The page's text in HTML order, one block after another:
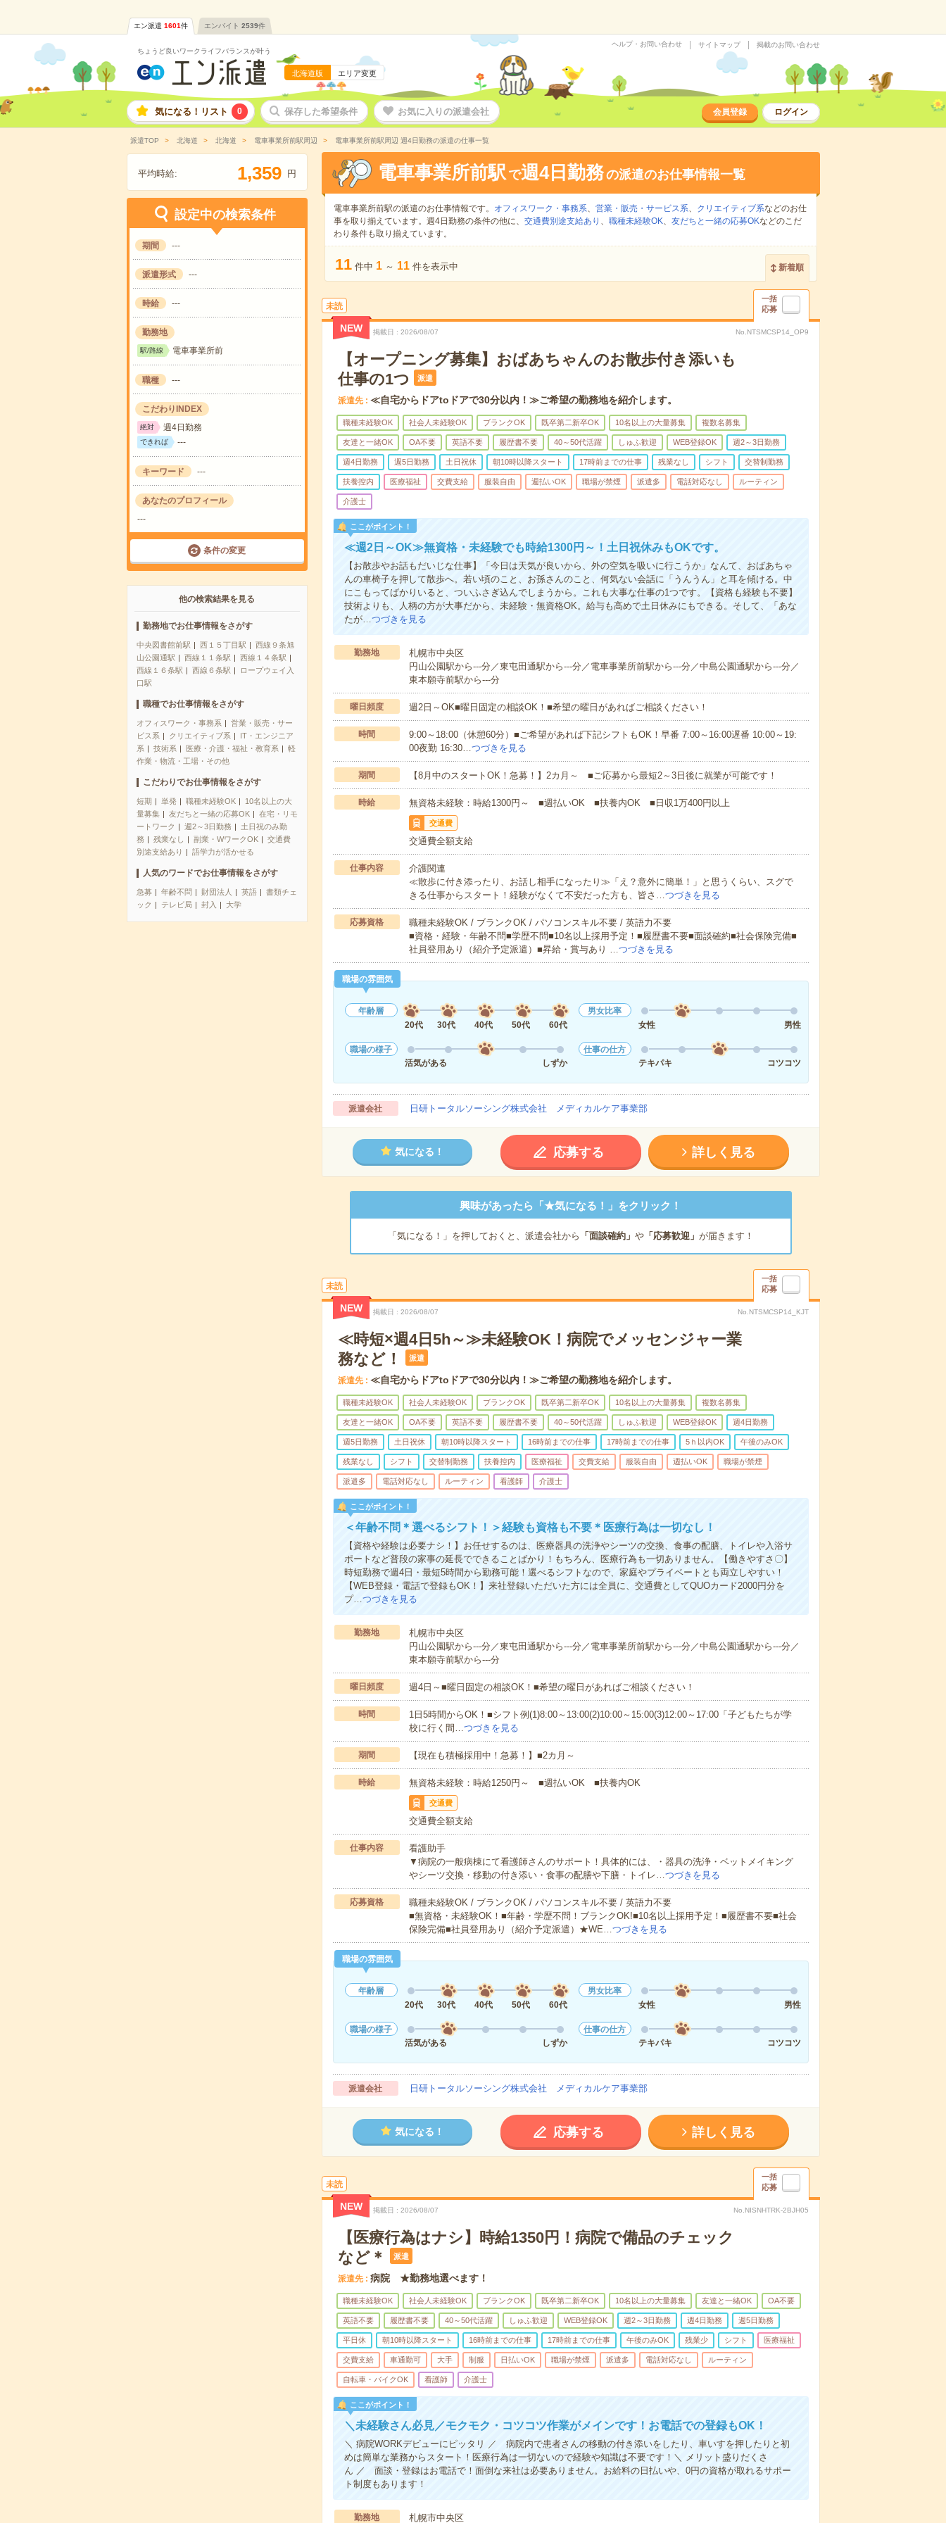
エン派遣 1601件 エンバイト 2539件
ちょうど良いワークライフバランスが叶う
北海道版 エリア変更
ヘルプ・お問い合わせ サイトマップ 掲載のお問い合わせ
気になる！リスト 0 保存した希望条件 お気に入りの派遣会社 会員登録 ログイン
派遣TOP 北海道 北海道 電車事業所前駅周辺 電車事業所前駅周辺 週4日勤務の派遣の仕事一覧
平均時給: 1,359 円
設定中の検索条件
期間 ---
派遣形式 ---
時給 ---
勤務地
駅/路線 電車事業所前
職種 ---
こだわりINDEX
絶対 週4日勤務
できれば ---
キーワード ---
あなたのプロフィール
---
条件の変更
他の検索結果を見る
勤務地でお仕事情報をさがす
中央図書館前駅 西１５丁目駅
西線９条旭
山公園通駅
西線１１条駅
西線１４条駅
西線１６条駅
西線６条駅
ロープウェイ入
口駅
職種でお仕事情報をさがす
オフィスワーク・事務系
営業・販売・サー
ビス系
クリエイティブ系
IT・エンジニア
系
技術系 医療・介護・福祉・教育系
軽
作業・物流・工場・その他
こだわりでお仕事情報をさがす
短期 単発 職種未経験OK
10名以上の大
量募集
友だちと一緒の応募OK
在宅・リモ
ートワーク
週2～3日勤務
土日祝のみ勤
務
残業なし 副業・WワークOK
交通費
別途支給あり
語学力が活かせる
人気のワードでお仕事情報をさがす
急募 年齢不問 財団法人 英語
書類チェ
ック
テレビ局 封入 大学
電車事業所前駅 で週4日勤務の派遣のお仕事情報一覧
電車事業所前駅の派遣のお仕事情報です。 オフィスワーク・事務系、 営業・販売・サービス系、 クリエイティブ系などのお仕
事を取り揃えています。週4日勤務の条件の他に、 交通費別途支給あり 、 職種未経験OK、 友だちと一緒の応募OKなどのこだ
わり条件も取り揃えています。
11 件中 1 ～ 11 件を表示中 新着順
未読
一括
応募
NEW 掲載日 2026/08/07 No.NTSMCSP14_OP9
【オープニング募集】おばあちゃんのお散歩付き添いも
仕事の1つ
派遣
派遣先 ≪自宅からドアtoドアで30分以内！≫ご希望の勤務地を紹介します。
職種未経験OK 社会人未経験OK ブランクOK 既卒第二新卒OK 10名以上の大量募集 複数名募集
友達と一緒OK OA不要 英語不要 履歴書不要 40～50代活躍 しゅふ歓迎 WEB登録OK 週2～3日勤務
週4日勤務 週5日勤務 土日祝休 朝10時以降スタート 17時前までの仕事 残業なし シフト 交替制勤務
扶養控内 医療福祉 交費支給 服装自由 週払いOK 職場が禁煙 派遣多 電話対応なし ルーティン
介護士
ここがポイント！
≪週2日～OK≫無資格・未経験でも時給1300円～！土日祝休みもOKです。
【お散歩やお話もだいじな仕事】「今日は天気が良いから、外の空気を吸いに行こうか」なんて、おばあちゃ
んの車椅子を押して散歩へ。若い頃のこと、お孫さんのこと、何気ない会話に「うんうん」と耳を傾ける。中
にこもってばかりいると、ついふさぎ込んでしまうから。これも大事な仕事の1つです。【資格も経験も不要】
技術よりも、人柄の方が大事だから、未経験・無資格OK。給与も高めで土日休みにもできる。そして、「あな
たが…つづきを見る
勤務地
札幌市中央区
円山公園駅から---分／東屯田通駅から---分／電車事業所前駅から---分／中島公園通駅から---分／
東本願寺前駅から---分
曜日頻度 週2日～OK■曜日固定の相談OK！■希望の曜日があればご相談ください！
時間
9:00～18:00（休憩60分）■ご希望があれば下記シフトもOK！早番 7:00～16:00遅番 10:00～19:
00夜勤 16:30…つづきを見る
期間 【8月中のスタートOK！急募！】2カ月～ ■ご応募から最短2～3日後に就業が可能です！
時給 無資格未経験：時給1300円～ ■週払いOK ■扶養内OK ■日収1万400円以上
交通費
交通費全額支給
仕事内容
介護関連
≪散歩に付き添ったり、お話し相手になったり≫「え？意外に簡単！」と思うくらい、スグで
きる仕事からスタート！経験がなくて不安だった方も、皆さ…つづきを見る
応募資格
職種未経験OK / ブランクOK / パソコンスキル不要 / 英語力不要
■資格・経験・年齢不問■学歴不問■10名以上採用予定！■履歴書不要■面談確約■社会保険完備■
社員登用あり（紹介予定派遣）■昇給・賞与あり …つづきを見る
職場の雰囲気
年齢層
20代
30代 40代 50代 60代
男女比率
女性
男性
職場の様子
活気がある
しずか
仕事の仕方
テキパキ
コツコツ
派遣会社 日研トータルソーシング株式会社 メディカルケア事業部
気になる！ 応募する 詳しく見る
興味があったら「★気になる！」をクリック！
「気になる！」を押しておくと、派遣会社から 「面談確約」 や「応募歓迎」 が届きます！
未読
一括
応募
NEW 掲載日 2026/08/07 No.NTSMCSP14_KJT
≪時短×週4日5h～≫未経験OK！病院でメッセンジャー業
務など！
派遣
派遣先 ≪自宅からドアtoドアで30分以内！≫ご希望の勤務地を紹介します。
職種未経験OK 社会人未経験OK ブランクOK 既卒第二新卒OK 10名以上の大量募集 複数名募集
友達と一緒OK OA不要 英語不要 履歴書不要 40～50代活躍 しゅふ歓迎 WEB登録OK 週4日勤務
週5日勤務 土日祝休 朝10時以降スタート 16時前までの仕事 17時前までの仕事 5ｈ以内OK 午後のみOK
残業なし シフト 交替制勤務 扶養控内 医療福祉 交費支給 服装自由 週払いOK 職場が禁煙
派遣多 電話対応なし ルーティン 看護師 介護士
ここがポイント！
＜年齢不問＊選べるシフト！＞経験も資格も不要＊医療行為は一切なし！
【資格や経験は必要ナシ！】お任せするのは、医療器具の洗浄やシーツの交換、食事の配膳、トイレや入浴サ
ポートなど普段の家事の延長でできることばかり！もちろん、医療行為も一切ありません。【働きやすさ〇】
時短勤務で週4日・最短5時間から勤務可能！選べるシフトなので、家庭やプライベートとも両立しやすい！
【WEB登録・電話で登録もOK！】来社登録いただいた方には全員に、交通費としてQUOカード2000円分を
プ…つづきを見る
勤務地
札幌市中央区
円山公園駅から---分／東屯田通駅から---分／電車事業所前駅から---分／中島公園通駅から---分／
東本願寺前駅から---分
曜日頻度 週4日～■曜日固定の相談OK！■希望の曜日があればご相談ください！
時間
1日5時間からOK！■シフト例(1)8:00～13:00(2)10:00～15:00(3)12:00～17:00「子どもたちが学
校に行く間…つづきを見る
期間 【現在も積極採用中！急募！】■2カ月～
時給 無資格未経験：時給1250円～ ■週払いOK ■扶養内OK
交通費
交通費全額支給
仕事内容
看護助手
▼病院の一般病棟にて看護師さんのサポート！具体的には、・器具の洗浄・ベットメイキング
やシーツ交換・移動の付き添い・食事の配膳や下膳・トイレ…つづきを見る
応募資格
職種未経験OK / ブランクOK / パソコンスキル不要 / 英語力不要
■無資格・未経験OK！■年齢・学歴不問！ブランクOK!■10名以上採用予定！■履歴書不要■社会
保険完備■社員登用あり（紹介予定派遣）★WE…つづきを見る
職場の雰囲気
年齢層
20代
30代 40代 50代 60代
男女比率
女性
男性
職場の様子
活気がある
しずか
仕事の仕方
テキパキ
コツコツ
派遣会社 日研トータルソーシング株式会社 メディカルケア事業部
気になる！ 応募する 詳しく見る
未読
一括
応募
NEW 掲載日 2026/08/07 No.NISNHTRK-2BJH05
【医療行為はナシ】時給1350円！病院で備品のチェック
など＊
派遣
派遣先 病院 ★勤務地選べます！
職種未経験OK 社会人未経験OK ブランクOK 既卒第二新卒OK 10名以上の大量募集 友達と一緒OK OA不要
英語不要 履歴書不要 40～50代活躍 しゅふ歓迎 WEB登録OK 週2～3日勤務 週4日勤務 週5日勤務
平日休 朝10時以降スタート 16時前までの仕事 17時前までの仕事 午後のみOK 残業少 シフト 医療福祉
交費支給 車通勤可 大手 制服 日払いOK 職場が禁煙 派遣多 電話対応なし ルーティン
自転車・バイクOK 看護師 介護士
ここがポイント！
＼未経験さん必見／モクモク・コツコツ作業がメインです！お電話での登録もOK！
＼ 病院WORKデビューにピッタリ ／ 病院内で患者さんの移動の付き添いをしたり、車いすを押したりと初
めは簡単な業務からスタート！医療行為は一切ないので経験や知識は不要です！＼ メリット盛りだくさ
ん ／ 面談・登録はお電話で！面倒な来社は必要ありません。お給料の日払いや、0円の資格が取れるサポー
ト制度もあります！
勤務地 札幌市中央区